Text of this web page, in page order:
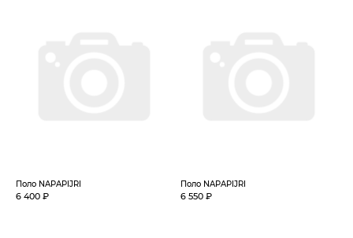
Поло NAPAPIJRI
6 400 ₽
Поло NAPAPIJRI
6 550 ₽